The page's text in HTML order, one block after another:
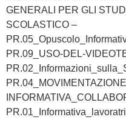
GENERALI PER GLI
SCOLASTICO –
PR.09_USO-DEL-